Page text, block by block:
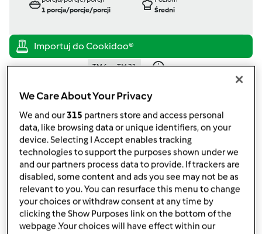
1porcja/porcje/porcji
Średni
TM 6 TM 21
opublikowany: 09/01/25
Dodaj do moich kolekcji
podziel się przepisem
Stwórz wariant
We Care About Your Privacy
We and our315 partners store and access personal
data, like browsing data or unique identifiers, on your
device. Selecting I Accept enables tracking
technologies to support the purposes shown under we
and our partners process data to provide. If trackers are
disabled, some content and ads you see may not be as
relevant to you. You can resurface this menu to change
your choices or withdraw consent at any time by
clicking the Show Purposes link on the bottom of the
webpage .Your choices will have effect within our